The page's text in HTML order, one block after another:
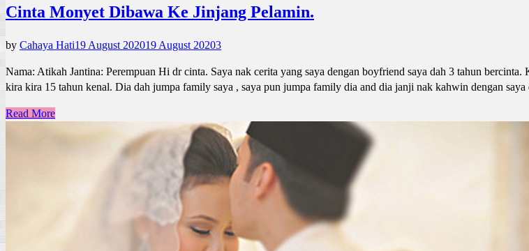
Cinta Monyet Dibawa Ke Jinjang Pelamin.
by Cahaya Hati19 August 202019 August 20203
Nama: Atikah Jantina: Perempuan Hi dr cinta. Saya nak cerita yang saya dengan boyfriend saya dah 3 tahun bercinta.
kira kira 15 tahun kenal. Dia dah jumpa family saya , saya pun jumpa family dia and dia janji nak kahwin dengan
Read More